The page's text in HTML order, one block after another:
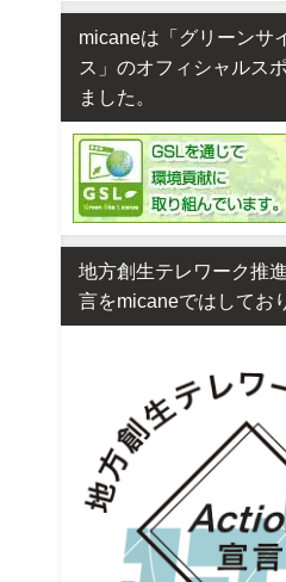
micaneは「グリーンサ
ス」のオフィシャルス
ました。
地方創生テレワーク推
言をmicaneではしてお